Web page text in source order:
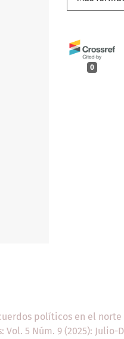
0
políticos en el norte
5 Núm. 9 (2025): Julio-